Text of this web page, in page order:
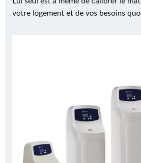
votre logement et de vos besoins